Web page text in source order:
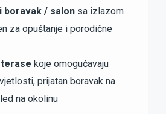
boravak / salon sa izlazom
za opuštanje i porodične
koje omogućavaju
prijatan boravak na
na okolinu